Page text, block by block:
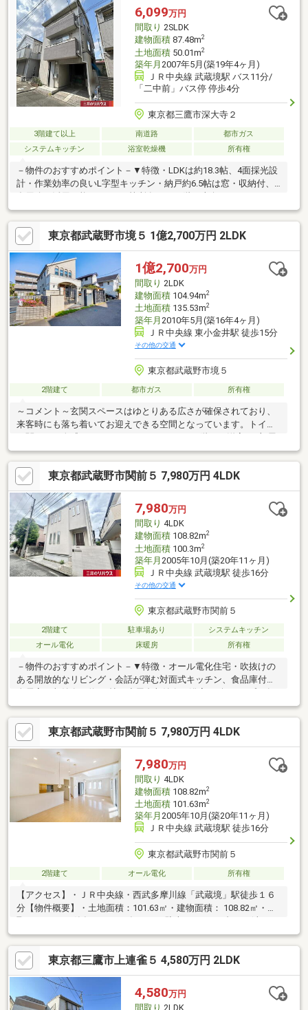
り幅広い世代から支持されるエリア◎■スーパー・医療施設・教
育施設が身近 毎日の暮らしを支える生活利便施設が充実してい
ます！
6,099万円
間取り 2SLDK
建物面積87.48m2
土地面積50.01m2
築年月 2007年5月(築19年4ヶ月)
ＪＲ中央線 武蔵境駅 バス11分/
「二中前」バス停 停歩4分
東京都三鷹市深大寺２
3階建て以上 南道路
都市ガス
システムキッチン
浴室乾燥機 所有権
－物件のおすすめポイント－▼特徴・LDKは約18.3帖、4面採光設
計・作業効率の良いL字型キッチン・納戸約6.5帖は窓・収納付、
を設置・即引渡し可能(残金精算後)▼設備・食器洗乾燥機・浴室
乾燥機▼2026年4月室内リフォーム済【交換】キッチン、UB、洗
面台、トイレ、給湯器【張替】フローリング、クロス、フロアタ
イル全室▼周辺環境・にしみたか学園三鷹市立第二小学校 徒歩6
分(約450m)■ ご希望の住まい探しをお手伝いします
━━━━━・・・物件の詳細・ご相談はお気軽にお問い合わせく
ださい。
東京都武蔵野市境５ 1億2,700万円 2LDK
1億2,700万円
間取り 2LDK
建物面積104.94m2
土地面積135.53m2
築年月 2010年5月(築16年4ヶ月)
ＪＲ中央線 東小金井駅 徒歩15分
その他の交通
東京都武蔵野市境５
2階建て 都市ガス 所有権
～コメント～玄関スペースはゆとりある広さが確保されており、
来客時にも落ち着いてお迎えできる空間となっています。トイレ
に関しても人感センサーがついております。2階には洋室が2部屋
あり（２階洋室約7.5帖は２部屋に分離することも可能です。（リ
フォーム費用は買主様による負担）、2階の洗面室には、1階の洗
濯機付近へ直接洗濯物を落とせるランドリーシューターを設置し
ています。2階で着替えた際、そのまま洗濯物を1階へスムーズに
移動できるため、洗濯動線が短くなり、毎日の家事を快適にサポ
ートする工夫が施されています。
東京都武蔵野市関前５ 7,980万円 4LDK
7,980万円
間取り 4LDK
建物面積108.82m2
土地面積100.3m2
築年月 2005年10月(築20年11ヶ月)
ＪＲ中央線 武蔵境駅 徒歩16分
その他の交通
東京都武蔵野市関前５
2階建て 駐車場あり
システムキッチン
オール電化
床暖房 所有権
－物件のおすすめポイント－▼特徴・オール電化住宅・吹抜けの
ある開放的なリビング・会話が弾む対面式キッチン、食品庫付・
階にトイレを設置・駐車スペース1台分有(車種による)・即引渡し
可(残金精算後)▼設備・床暖房(LD)・IHクッキングヒーター▼周辺
環境・いなげや武蔵野関前店 徒歩5分(約340m)・武蔵野市立第二
小学校 徒歩7分(約510m)※敷地一部は、建ぺい率40%、容積率
80%■ ご希望の住まい探しをお手伝いします ━━━━━・・・物
件の詳細・ご相談はお気軽にお問い合わせください。
東京都武蔵野市関前５ 7,980万円 4LDK
7,980万円
間取り 4LDK
建物面積108.82m2
土地面積101.63m2
築年月 2005年10月(築20年11ヶ月)
ＪＲ中央線 武蔵境駅 徒歩16分
東京都武蔵野市関前５
2階建て オール電化 所有権
【アクセス】・ＪＲ中央線・西武多摩川線「武蔵境」駅徒歩１６
分【物件概要】・土地面積：101.63㎡・建物面積： 108.82㎡・間
よる) ※幅：約2.9m 奥行：約5.2m・閑静な住宅街に存す・住友
不動産施工【J・URBANシリーズ】・住環境良好です
東京都三鷹市上連雀５ 4,580万円 2LDK
4,580万円
間取り 2LDK